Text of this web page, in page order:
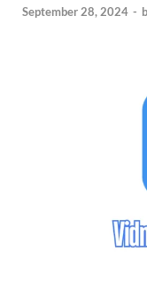
September 28, 2024 -